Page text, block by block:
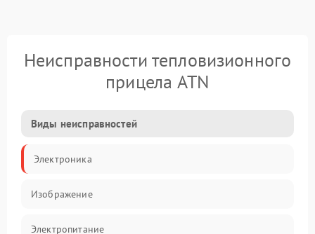
Неисправности тепловизионного
прицела ATN
Виды неисправностей
Электроника
Изображение
Электропитание